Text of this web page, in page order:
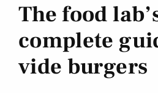
The food
complete
vide burgers